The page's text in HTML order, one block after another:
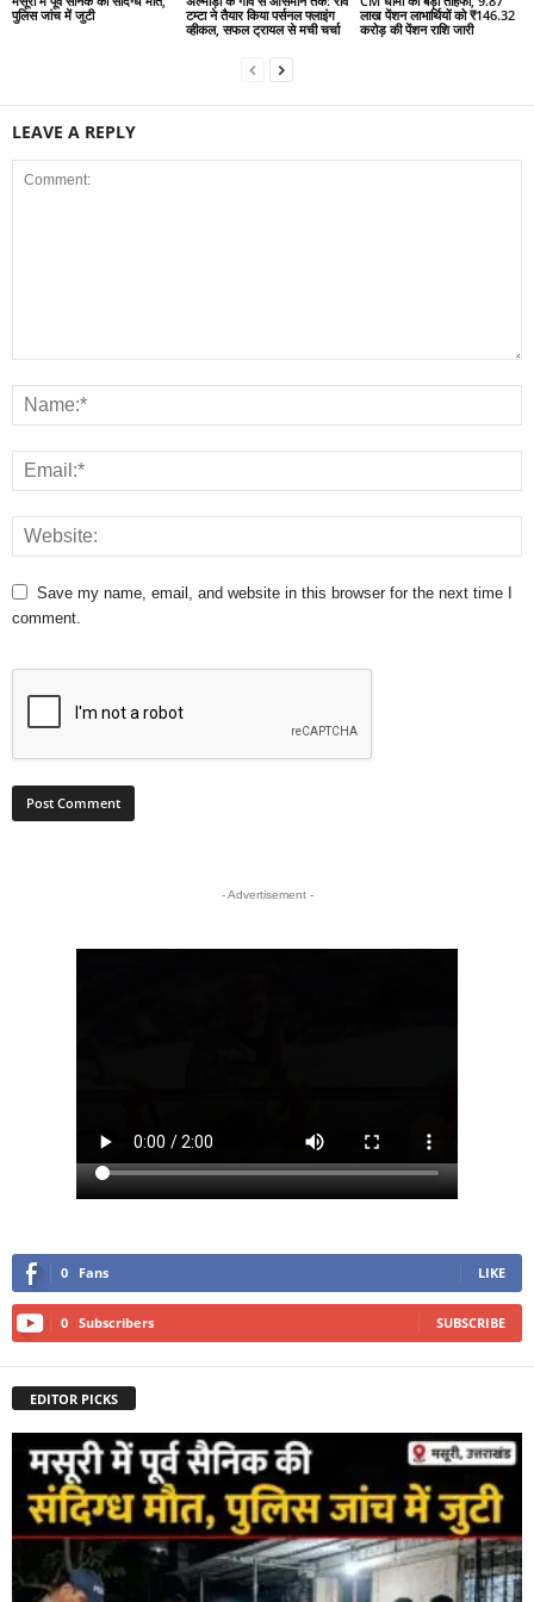
पुलिस जांच में जुटी
टम्टा ने तैयार किया पर्सनल फ्लाइंग
व्हीकल, सफल ट्रायल से मची चर्चा
लाख पेंशन लाभार्थियों को ₹146.32
करोड़ की पेंशन राशि जारी
LEAVE A REPLY
Save my name, email, and website in this browser for the next time I
comment.
- Advertisement -
0 Fans LIKE
0 Subscribers SUBSCRIBE
EDITOR PICKS